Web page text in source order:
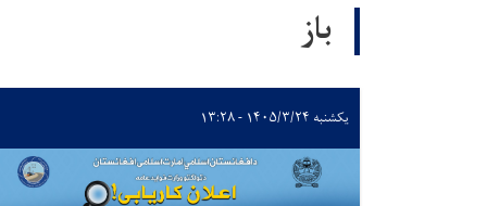
باز
یکشنبه ۱۴۰۵/۳/۲۴ - ۱۳:۲۸